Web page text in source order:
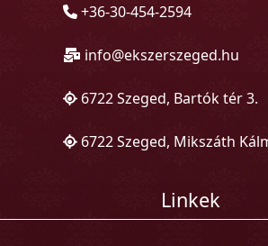
+36-30-454-2594
info@ekszerszeged.hu
6722 Szeged, Bartók tér 3.
6722 Szeged, Mikszáth
Linkek